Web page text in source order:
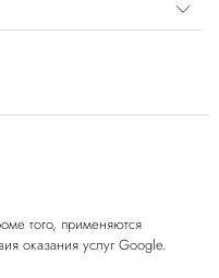
того, применяются
оказания услуг Google.